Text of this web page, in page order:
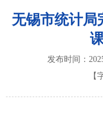
无锡市统计局
发布时间：
【